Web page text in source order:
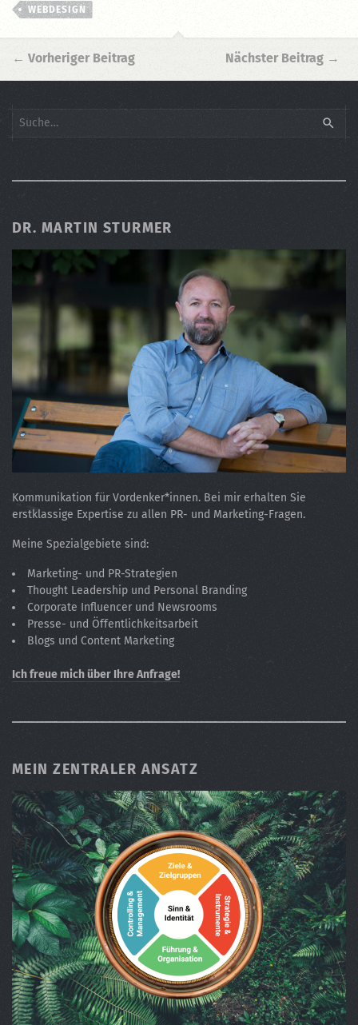
WEBDESIGN
← Vorheriger Beitrag Nächster Beitrag →
Search
DR. MARTIN STURMER
Kommunikation für Vordenker*innen. Bei mir erhalten Sie
erstklassige Expertise zu allen PR- und Marketing-Fragen.
Meine Spezialgebiete sind:
Marketing- und PR-Strategien
Thought Leadership und Personal Branding
Corporate Influencer und Newsrooms
Presse- und Öffentlichkeitsarbeit
Blogs und Content Marketing
Ich freue mich über Ihre Anfrage!
MEIN ZENTRALER ANSATZ